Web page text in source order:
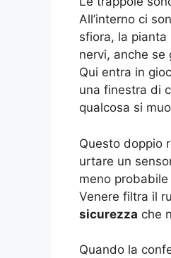
All’interno ci
sfiora, la pianta
nervi, anche se
Qui entra in
una finestra di
qualcosa si
Questo doppio
urtare un
meno
Venere filtra il
sicurezza che
Quando la